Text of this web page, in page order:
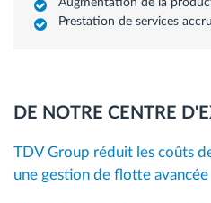
Prestation de services
DE NOTRE CENTRE
TDV Group réduit les coûts
une gestion de flotte avancée